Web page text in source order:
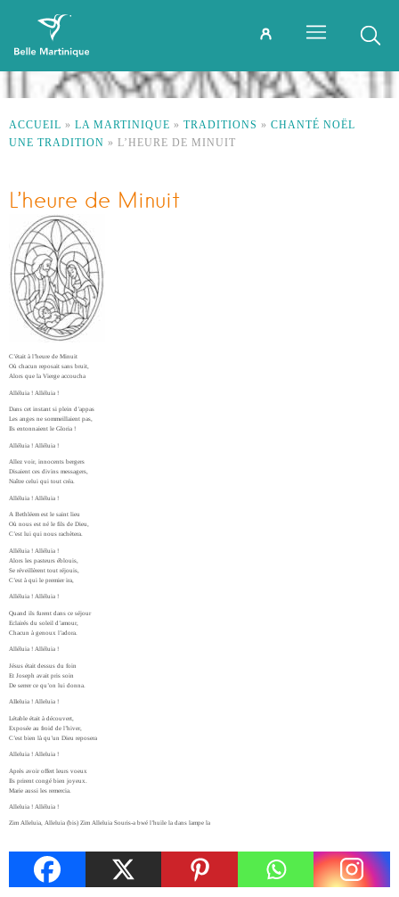
ACCUEIL » LA MARTINIQUE » TRADITIONS » CHANTÉ NOËL
UNE TRADITION » L’HEURE DE MINUIT
L’heure de Minuit
C’était à l’heure de Minuit
Où chacun reposait sans bruit,
Alors que la Vierge accoucha
Alléluia ! Alléluia !
Dans cet instant si plein d’appas
Les anges ne sommeillaient pas,
Ils entonnaient le Gloria !
Alléluia ! Alléluia !
Allez voir, innocents bergers
Disaient ces divins messagers,
Naître celui qui tout créa.
Alléluia ! Alléluia !
A Bethléem est le saint lieu
Où nous est né le fils de Dieu,
C’est lui qui nous rachètera.
Alléluia ! Alléluia !
Alors les pasteurs éblouis,
Se réveillèrent tout réjouis,
C’est à qui le premier ira,
Alléluia ! Alléluia !
Quand ils furent dans ce séjour
Eclairés du soleil d’amour,
Chacun à genoux l’adora.
Alléluia ! Alléluia !
Jésus était dessus du foin
Et Joseph avait pris soin
De serrer ce qu’on lui donna.
AIIeluia ! Alleluia !
Létable était à découvert,
Exposée au froid de l’hiver,
C’est bien là qu’un Dieu reposera
Alleluia ! Alleluia !
Après avoir offert leurs voeux
Ils prirent congé bien joyeux.
Marie aussi les remercia.
Alleluia ! Alléluia !
Zim Alleluia, Alleluia (bis) Zim Alleluia Souris-a bwé l’huile la dans lampe la